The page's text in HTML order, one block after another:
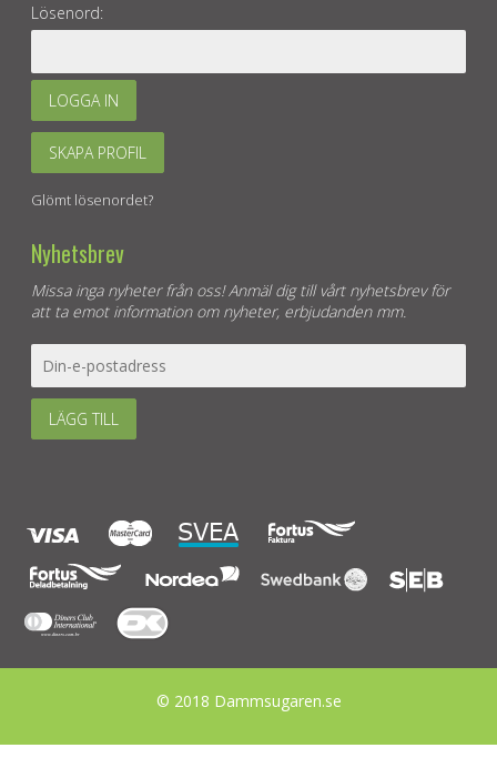
Lösenord:
LOGGA IN
SKAPA PROFIL
Glömt lösenordet?
Nyhetsbrev
Missa inga nyheter från oss! Anmäl dig till vårt nyhetsbrev för
att ta emot information om nyheter, erbjudanden mm.
LÄGG TILL
© 2018 Dammsugaren.se